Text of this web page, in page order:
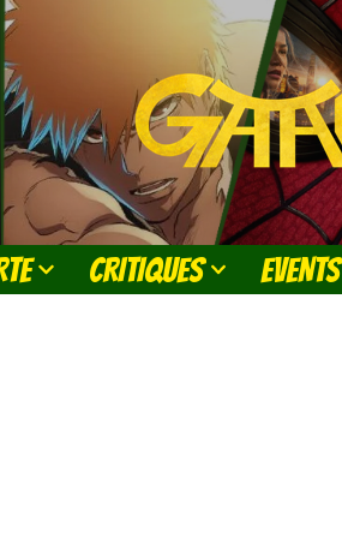
CRITIQUES EVENTS